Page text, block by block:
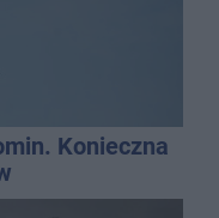
Konieczna